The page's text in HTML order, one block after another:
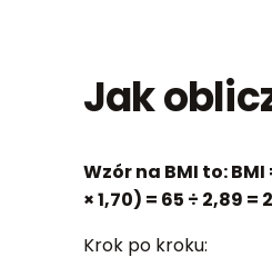
Jak
Wzór na BMI to:
× 1,70) = 65 ÷ 2,89
Krok po kroku: